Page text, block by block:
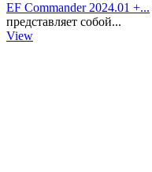
EF Commander 2024.01 +...
представляет собой...
View